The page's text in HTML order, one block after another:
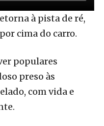
à pista de ré,
cima do carro.
populares
preso às
com vida e